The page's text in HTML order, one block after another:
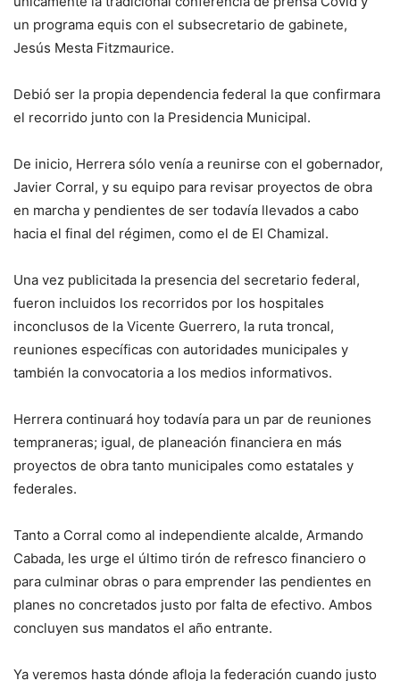
un programa equis con el subsecretario de gabinete,
Jesús Mesta Fitzmaurice.
Debió ser la propia dependencia federal la que confirmara
el recorrido junto con la Presidencia Municipal.
De inicio, Herrera sólo venía a reunirse con el gobernador,
Javier Corral, y su equipo para revisar proyectos de obra
en marcha y pendientes de ser todavía llevados a cabo
hacia el final del régimen, como el de El Chamizal.
Una vez publicitada la presencia del secretario federal,
fueron incluidos los recorridos por los hospitales
inconclusos de la Vicente Guerrero, la ruta troncal,
reuniones específicas con autoridades municipales y
también la convocatoria a los medios informativos.
Herrera continuará hoy todavía para un par de reuniones
tempraneras; igual, de planeación financiera en más
proyectos de obra tanto municipales como estatales y
federales.
Tanto a Corral como al independiente alcalde, Armando
Cabada, les urge el último tirón de refresco financiero o
para culminar obras o para emprender las pendientes en
planes no concretados justo por falta de efectivo. Ambos
concluyen sus mandatos el año entrante.
Ya veremos hasta dónde afloja la federación cuando justo